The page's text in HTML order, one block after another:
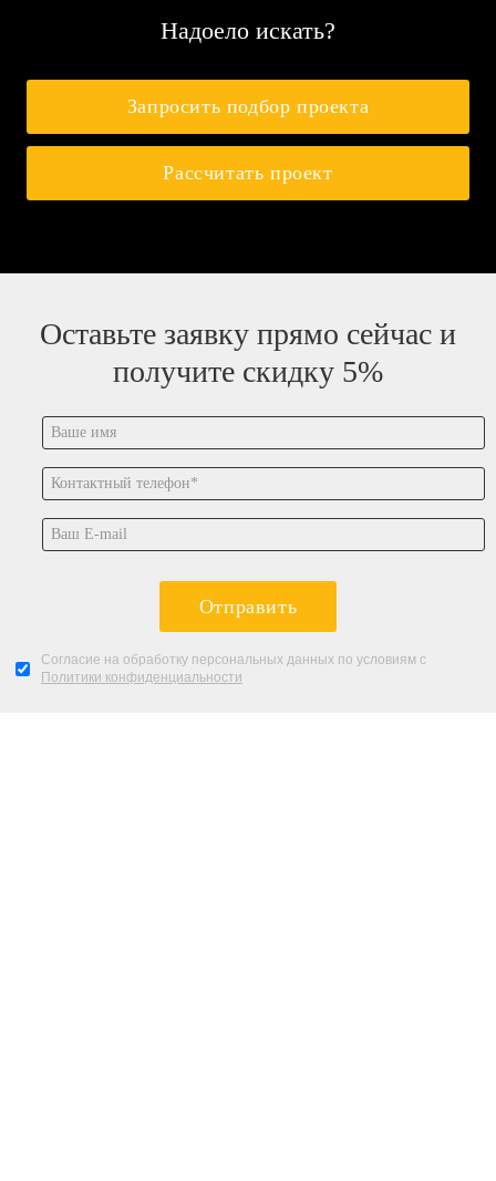
Надоело искать?
Запросить подбор проекта
Рассчитать проект
Оставьте заявку прямо сейчас и
получите скидку 5%
Отправить
Согласие на обработку персональных данных по условиям с
Политики конфиденциальности